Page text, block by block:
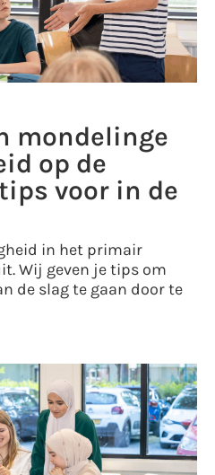
mondelinge
op de
voor in de
in het primair
Wij geven je tips om
de slag te gaan door te